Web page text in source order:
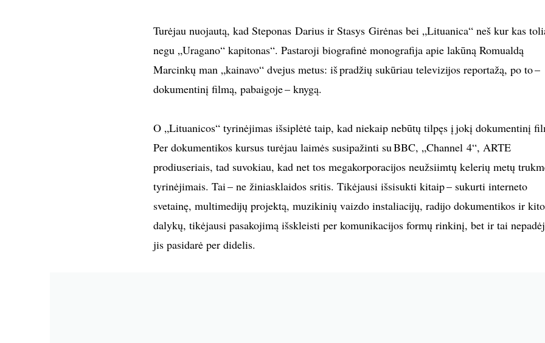
Turėjau nuojautą, kad Steponas Darius ir Stasys Girėnas bei „Lituanica“ neš kur kas
negu „Uragano“ kapitonas“. Pastaroji biografinė monografija apie lakūną Romualdą
Marcinkų man „kainavo“ dvejus metus: iš pradžių sukūriau televizijos reportažą, po to –
dokumentinį filmą, pabaigoje – knygą.
O „Lituanicos“ tyrinėjimas išsiplėtė taip, kad niekaip nebūtų tilpęs į jokį dokumentinį
Per dokumentikos kursus turėjau laimės susipažinti su BBC, „Channel 4“, ARTE
prodiuseriais, tad suvokiau, kad net tos megakorporacijos neužsiimtų kelerių metų
tyrinėjimais. Tai – ne žiniasklaidos sritis. Tikėjausi išsisukti kitaip – sukurti interneto
svetainę, multimedijų projektą, muzikinių vaizdo instaliacijų, radijo dokumentikos ir
dalykų, tikėjausi pasakojimą išskleisti per komunikacijos formų rinkinį, bet ir tai
jis pasidarė per didelis.